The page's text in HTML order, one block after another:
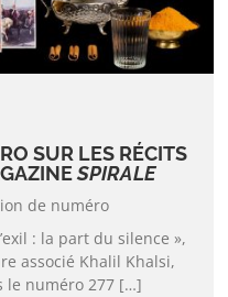
SUR LES RÉCITS
SPIRALE
de numéro
: la part du silence »,
associé Khalil Khalsi,
le numéro 277 […]